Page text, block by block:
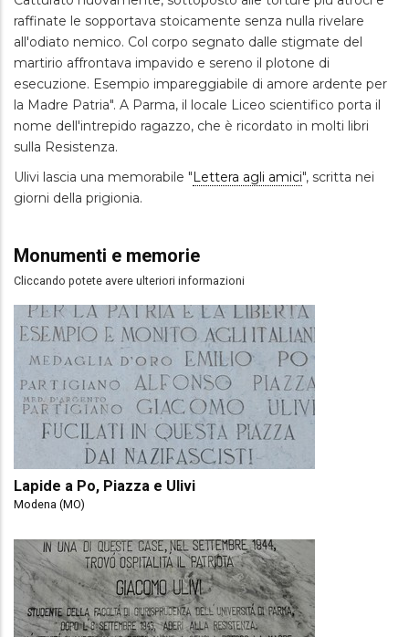
raffinate le sopportava stoicamente senza nulla rivelare
all'odiato nemico. Col corpo segnato dalle stigmate del
martirio affrontava impavido e sereno il plotone di
esecuzione. Esempio impareggiabile di amore ardente per
la Madre Patria". A Parma, il locale Liceo scientifico porta il
nome dell'intrepido ragazzo, che è ricordato in molti libri
sulla Resistenza.
Ulivi lascia una memorabile "Lettera agli amici", scritta nei
giorni della prigionia.
Monumenti e memorie
Cliccando potete avere ulteriori informazioni
Lapide a Po, Piazza e Ulivi
Modena (MO)